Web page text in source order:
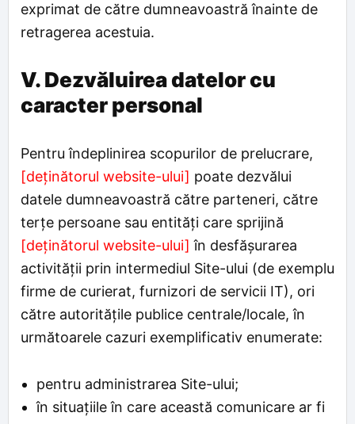
exprimat de către dumneavoastră înainte de
retragerea acestuia.
V. Dezvăluirea datelor cu
caracter personal
Pentru îndeplinirea scopurilor de prelucrare,
[deținătorul website-ului] poate dezvălui
datele dumneavoastră către parteneri, către
terțe persoane sau entități care sprijină
[deținătorul website-ului] în desfășurarea
activității prin intermediul Site-ului (de exemplu
firme de curierat, furnizori de servicii IT), ori
către autoritățile publice centrale/locale, în
următoarele cazuri exemplificativ enumerate:
pentru administrarea Site-ului;
în situațiile în care această comunicare ar fi